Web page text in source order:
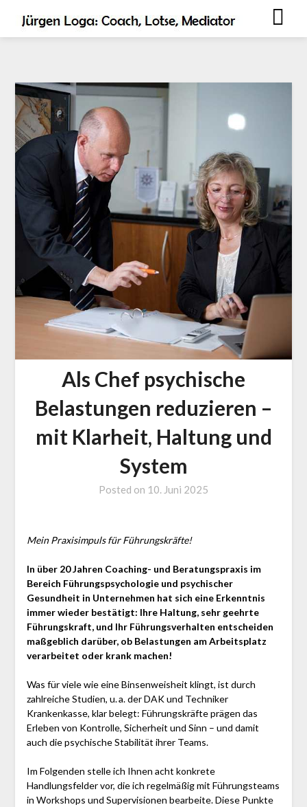
Als Chef psychische
Belastungen reduzieren –
mit Klarheit, Haltung und
System
Posted on 10. Juni 2025
Mein Praxisimpuls für Führungskräfte!
In über 20 Jahren Coaching- und Beratungspraxis im
Bereich Führungspsychologie und psychischer
Gesundheit in Unternehmen hat sich eine Erkenntnis
immer wieder bestätigt: Ihre Haltung, sehr geehrte
Führungskraft, und Ihr Führungsverhalten entscheiden
maßgeblich darüber, ob Belastungen am Arbeitsplatz
verarbeitet oder krank machen!
Was für viele wie eine Binsenweisheit klingt, ist durch
zahlreiche Studien, u. a. der DAK und Techniker
Krankenkasse, klar belegt: Führungskräfte prägen das
Erleben von Kontrolle, Sicherheit und Sinn – und damit
auch die psychische Stabilität ihrer Teams.
Im Folgenden stelle ich Ihnen acht konkrete
Handlungsfelder vor, die ich regelmäßig mit Führungsteams
in Workshops und Supervisionen bearbeite. Diese Punkte